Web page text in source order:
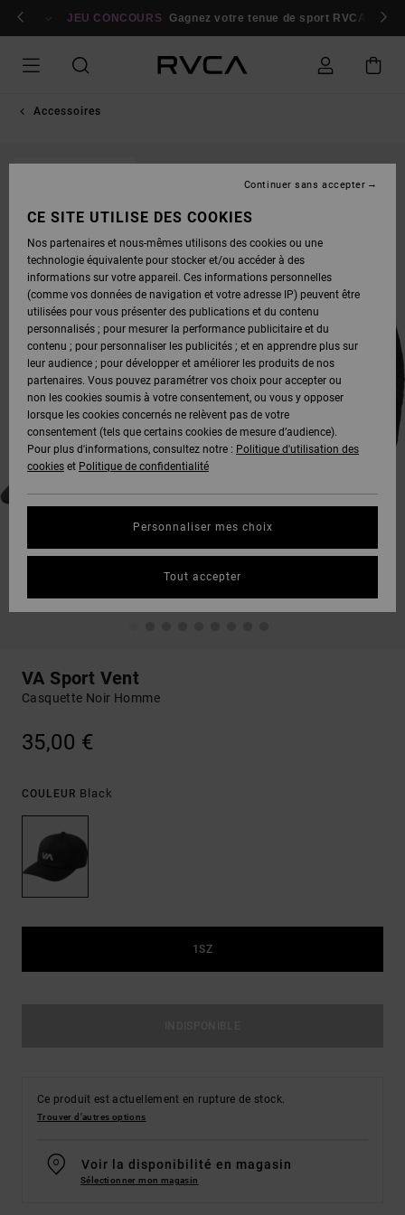
Se connecter / s'inscrire
JEU CONCOURS Gagnez votre tenue de sport RVCA
Accessoires
VA Sport Vent
Casquette Noir Homme
35,00 €
COULEUR Black
1SZ
Ce produit est actuellement en rupture de stock.
Trouver d'autres options
Voir la disponibilité en magasin
Sélectionner mon magasin
CE SITE UTILISE DES COOKIES
Nos partenaires et nous-mêmes utilisons des cookies ou une
technologie équivalente pour stocker et/ou accéder à des
informations sur votre appareil. Ces informations personnelles
(comme vos données de navigation et votre adresse IP) peuvent être
utilisées pour vous présenter des publications et du contenu
personnalisés ; pour mesurer la performance publicitaire et du
contenu ; pour personnaliser les publicités ; et en apprendre plus sur
leur audience ; pour développer et améliorer les produits de nos
partenaires. Vous pouvez paramétrer vos choix pour accepter ou
non les cookies soumis à votre consentement, ou vous y opposer
lorsque les cookies concernés ne relèvent pas de votre
consentement (tels que certains cookies de mesure d’audience).
Pour plus d'informations, consultez notre : Politique d'utilisation des
cookies et Politique de confidentialité
Personnaliser mes choix
Continuer sans accepter
Tout accepter